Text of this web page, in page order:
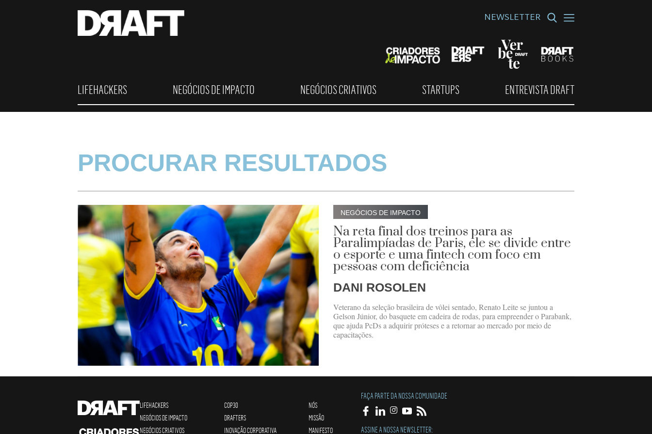
NEWSLETTER
LIFEHACKERS NEGÓCIOS DE IMPACTO NEGÓCIOS CRIATIVOS STARTUPS ENTREVISTA DRAFT
PROCURAR RESULTADOS
NEGÓCIOS DE IMPACTO
Na reta final dos treinos para as
Paralimpíadas de Paris, ele se divide entre
o esporte e uma fintech com foco em
pessoas com deficiência
DANI ROSOLEN
Veterano da seleção brasileira de vôlei sentado, Renato Leite se juntou a
Gelson Júnior, do basquete em cadeira de rodas, para empreender o Parabank,
que ajuda PcDs a adquirir próteses e a retornar ao mercado por meio de
capacitações.
LIFEHACKERS
NEGÓCIOS DE IMPACTO
NEGÓCIOS CRIATIVOS
COP30
DRAFTERS
INOVAÇÃO CORPORATIVA
NÓS
MISSÃO
MANIFESTO
FAÇA PARTE DA NOSSA COMUNIDADE
ASSINE A NOSSA NEWSLETTER: